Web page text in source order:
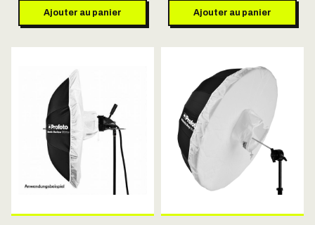
Ajouter au panier Ajouter au panier